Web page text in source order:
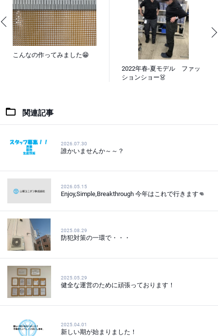
こんなの作ってみました😁
2022年春-夏モデル ファッ
ションショー👗
関連記事
2026.07.30
誰かいませんか～～？
2026.05.15
Enjoy,Simple,Breakthrough 今年はこれで行きます👊
2025.08.29
防犯対策の一環で・・・
2025.05.29
健全な運営のために頑張っております！
2025.04.01
新しい期が始まりました！